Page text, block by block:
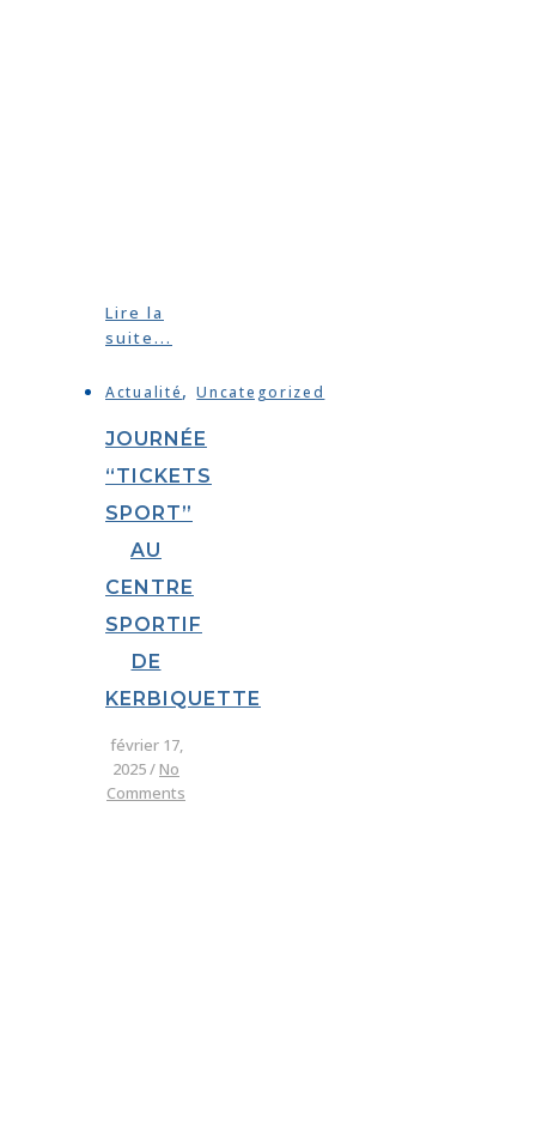
Lire la
suite...
Actualité,Uncategorized
JOURNÉE
“TICKETS
SPORT”
AU
CENTRE
SPORTIF
DE
KERBIQUETTE
février 17,
2025/No
Comments